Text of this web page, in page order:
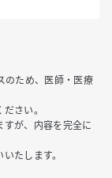
のため、医師・医療
さい。
すが、内容を完全に
たします。